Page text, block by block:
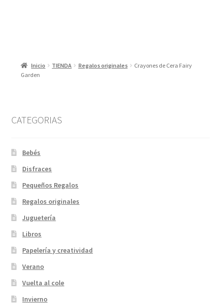
Inicio TIENDA Regalos originales
Crayones de Cera Fairy
Garden
CATEGORIAS
Bebés
Disfraces
Pequeños Regalos
Regalos originales
Juguetería
Libros
Papelería y creatividad
Verano
Vuelta al cole
Invierno